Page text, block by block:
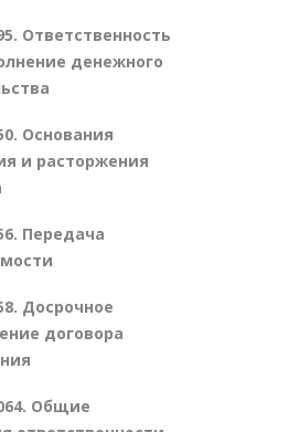
Ответственность
денежного
Основания
и расторжения
Передача
Досрочное
договора
Общие